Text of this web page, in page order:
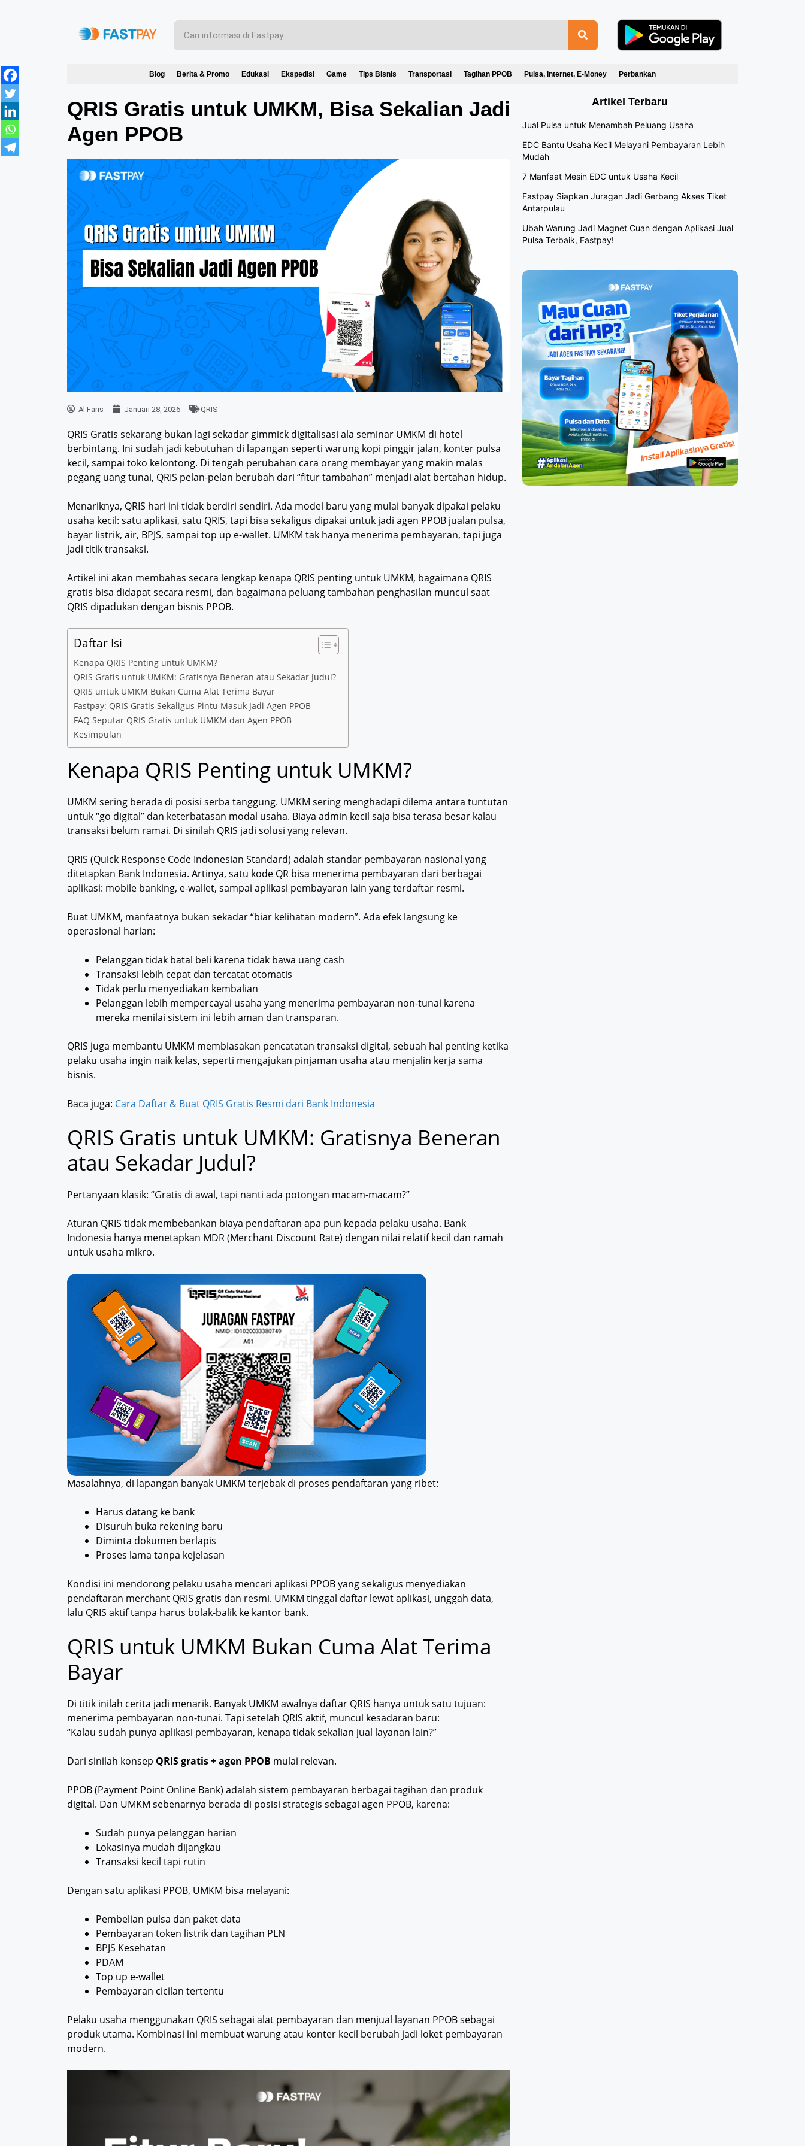
Blog Berita & Promo Edukasi Ekspedisi Game Tips Bisnis Transportasi Tagihan PPOB Pulsa, Internet, E-Money Perbankan
QRIS Gratis untuk UMKM, Bisa Sekalian Jadi
Agen PPOB
Al Faris Januari 28, 2026 QRIS
QRIS Gratis sekarang bukan lagi sekadar gimmick digitalisasi ala seminar UMKM di hotel
berbintang. Ini sudah jadi kebutuhan di lapangan seperti warung kopi pinggir jalan, konter pulsa
kecil, sampai toko kelontong. Di tengah perubahan cara orang membayar yang makin malas
pegang uang tunai, QRIS pelan-pelan berubah dari “fitur tambahan” menjadi alat bertahan hidup.
Menariknya, QRIS hari ini tidak berdiri sendiri. Ada model baru yang mulai banyak dipakai pelaku
usaha kecil: satu aplikasi, satu QRIS, tapi bisa sekaligus dipakai untuk jadi agen PPOB jualan pulsa,
bayar listrik, air, BPJS, sampai top up e-wallet. UMKM tak hanya menerima pembayaran, tapi juga
jadi titik transaksi.
Artikel ini akan membahas secara lengkap kenapa QRIS penting untuk UMKM, bagaimana QRIS
gratis bisa didapat secara resmi, dan bagaimana peluang tambahan penghasilan muncul saat
QRIS dipadukan dengan bisnis PPOB.
Daftar Isi
Kenapa QRIS Penting untuk UMKM?
QRIS Gratis untuk UMKM: Gratisnya Beneran atau Sekadar Judul?
QRIS untuk UMKM Bukan Cuma Alat Terima Bayar
Fastpay: QRIS Gratis Sekaligus Pintu Masuk Jadi Agen PPOB
FAQ Seputar QRIS Gratis untuk UMKM dan Agen PPOB
Kesimpulan
Kenapa QRIS Penting untuk UMKM?
UMKM sering berada di posisi serba tanggung. UMKM sering menghadapi dilema antara tuntutan
untuk “go digital” dan keterbatasan modal usaha. Biaya admin kecil saja bisa terasa besar kalau
transaksi belum ramai. Di sinilah QRIS jadi solusi yang relevan.
QRIS (Quick Response Code Indonesian Standard) adalah standar pembayaran nasional yang
ditetapkan Bank Indonesia. Artinya, satu kode QR bisa menerima pembayaran dari berbagai
aplikasi: mobile banking, e-wallet, sampai aplikasi pembayaran lain yang terdaftar resmi.
Buat UMKM, manfaatnya bukan sekadar “biar kelihatan modern”. Ada efek langsung ke
operasional harian:
Pelanggan tidak batal beli karena tidak bawa uang cash
Transaksi lebih cepat dan tercatat otomatis
Tidak perlu menyediakan kembalian
Pelanggan lebih mempercayai usaha yang menerima pembayaran non-tunai karena
mereka menilai sistem ini lebih aman dan transparan.
QRIS juga membantu UMKM membiasakan pencatatan transaksi digital, sebuah hal penting ketika
pelaku usaha ingin naik kelas, seperti mengajukan pinjaman usaha atau menjalin kerja sama
bisnis.
Baca juga: Cara Daftar & Buat QRIS Gratis Resmi dari Bank Indonesia
QRIS Gratis untuk UMKM: Gratisnya Beneran
atau Sekadar Judul?
Pertanyaan klasik: “Gratis di awal, tapi nanti ada potongan macam-macam?”
Aturan QRIS tidak membebankan biaya pendaftaran apa pun kepada pelaku usaha. Bank
Indonesia hanya menetapkan MDR (Merchant Discount Rate) dengan nilai relatif kecil dan ramah
untuk usaha mikro.
Masalahnya, di lapangan banyak UMKM terjebak di proses pendaftaran yang ribet:
Harus datang ke bank
Disuruh buka rekening baru
Diminta dokumen berlapis
Proses lama tanpa kejelasan
Kondisi ini mendorong pelaku usaha mencari aplikasi PPOB yang sekaligus menyediakan
pendaftaran merchant QRIS gratis dan resmi. UMKM tinggal daftar lewat aplikasi, unggah data,
lalu QRIS aktif tanpa harus bolak-balik ke kantor bank.
QRIS untuk UMKM Bukan Cuma Alat Terima
Bayar
Di titik inilah cerita jadi menarik. Banyak UMKM awalnya daftar QRIS hanya untuk satu tujuan:
menerima pembayaran non-tunai. Tapi setelah QRIS aktif, muncul kesadaran baru:
“Kalau sudah punya aplikasi pembayaran, kenapa tidak sekalian jual layanan lain?”
Dari sinilah konsep QRIS gratis + agen PPOB mulai relevan.
PPOB (Payment Point Online Bank) adalah sistem pembayaran berbagai tagihan dan produk
digital. Dan UMKM sebenarnya berada di posisi strategis sebagai agen PPOB, karena:
Sudah punya pelanggan harian
Lokasinya mudah dijangkau
Transaksi kecil tapi rutin
Dengan satu aplikasi PPOB, UMKM bisa melayani:
Pembelian pulsa dan paket data
Pembayaran token listrik dan tagihan PLN
BPJS Kesehatan
PDAM
Top up e-wallet
Pembayaran cicilan tertentu
Pelaku usaha menggunakan QRIS sebagai alat pembayaran dan menjual layanan PPOB sebagai
produk utama. Kombinasi ini membuat warung atau konter kecil berubah jadi loket pembayaran
modern.
Artikel Terbaru
Jual Pulsa untuk Menambah Peluang Usaha
EDC Bantu Usaha Kecil Melayani Pembayaran Lebih
Mudah
7 Manfaat Mesin EDC untuk Usaha Kecil
Fastpay Siapkan Juragan Jadi Gerbang Akses Tiket
Antarpulau
Ubah Warung Jadi Magnet Cuan dengan Aplikasi Jual
Pulsa Terbaik, Fastpay!